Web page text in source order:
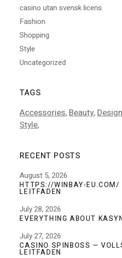
casino utan svensk licens
Fashion
Shopping
Style
Uncategorized
TAGS
Accessories Beauty
Style
RECENT POSTS
HTTPS://WINBAY-EU.COM/
LEITFADEN
August 5, 2026
EVERYTHING ABOUT
July 28, 2026
CASINO SPINBOSS —
LEITFADEN
July 27, 2026